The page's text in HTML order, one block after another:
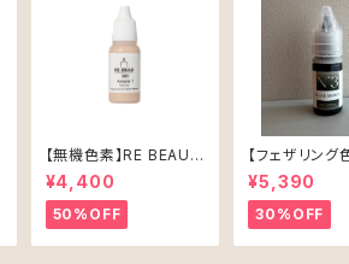
【無機色素】RE BEAU
905（アレオラ）15ml
¥4,400
50%OFF
【フェザリング
3（ブラックブラ
品
¥5,390
30%OFF